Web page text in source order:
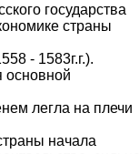
государства
страны
- 1583г.г.).
легла на плечи
начала